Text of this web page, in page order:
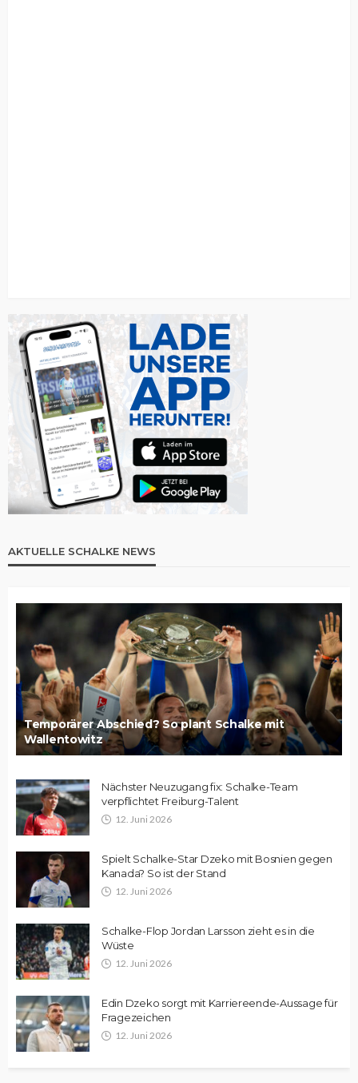
AKTUELLE SCHALKE NEWS
Temporärer Abschied? So plant Schalke mit
Wallentowitz
Nächster Neuzugang fix: Schalke-Team
verpflichtet Freiburg-Talent
12. Juni 2026
Spielt Schalke-Star Dzeko mit Bosnien gegen
Kanada? So ist der Stand
12. Juni 2026
Schalke-Flop Jordan Larsson zieht es in die
Wüste
12. Juni 2026
Edin Dzeko sorgt mit Karriereende-Aussage für
Fragezeichen
12. Juni 2026